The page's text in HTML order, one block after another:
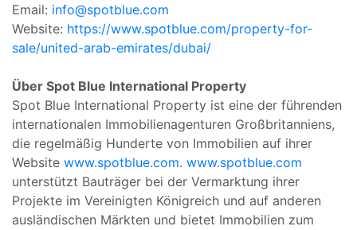
Email: info@spotblue.com
Website: https://www.spotblue.com/property-for-
sale/united-arab-emirates/dubai/
Über Spot Blue International Property
Spot Blue International Property ist eine der führenden
internationalen Immobilienagenturen Großbritanniens,
die regelmäßig Hunderte von Immobilien auf ihrer
Website www.spotblue.com. www.spotblue.com
unterstützt Bauträger bei der Vermarktung ihrer
Projekte im Vereinigten Königreich und auf anderen
ausländischen Märkten und bietet Immobilien zum